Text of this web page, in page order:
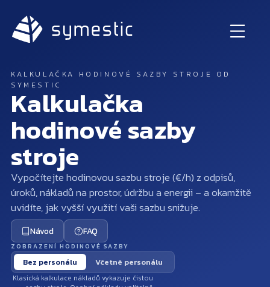
KALKULAČKA HODINOVÉ SAZBY STROJE OD
SYMESTIC
Kalkulačka
hodinové sazby
stroje
Vypočítejte hodinovou sazbu stroje (€/h) z odpisů,
úroků, nákladů na prostor, údržbu a energii – a okamžitě
uvidíte, jak vyšší využití vaši sazbu snižuje.
Návod FAQ
ZOBRAZENÍ HODINOVÉ SAZBY
Bez personálu Včetně personálu
Klasická kalkulace nákladů vykazuje čistou